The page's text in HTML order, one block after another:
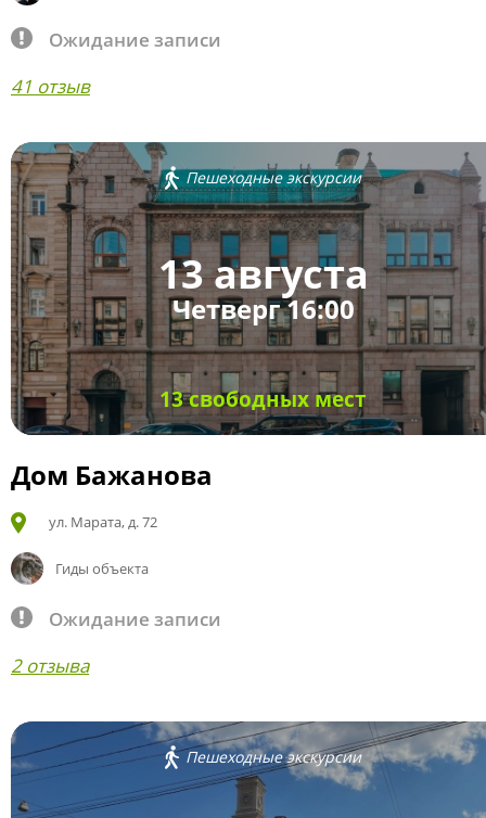
Ожидание записи
41 отзыв
Пешеходные экскурсии
13 августа
Четверг 16:00
13 свободных мест
Дом Бажанова
ул. Марата, д. 72
Гиды объекта
Ожидание записи
2 отзыва
Пешеходные экскурсии